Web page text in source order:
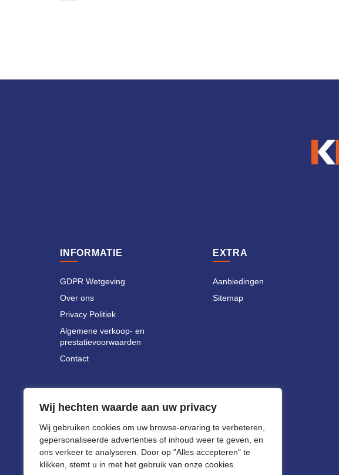
Wij hechten waarde aan uw privacy
Wij gebruiken cookies om uw browse-ervaring te verbeteren,
gepersonaliseerde advertenties of inhoud weer te geven, en
ons verkeer te analyseren. Door op "Alles accepteren" te
klikken, stemt u in met het gebruik van onze cookies.
INFORMATIE
GDPR Wetgeving
Over ons
Privacy Politiek
Algemene verkoop- en
prestatievoorwaarden
Contact
EXTRA
Aanbiedingen
Sitemap